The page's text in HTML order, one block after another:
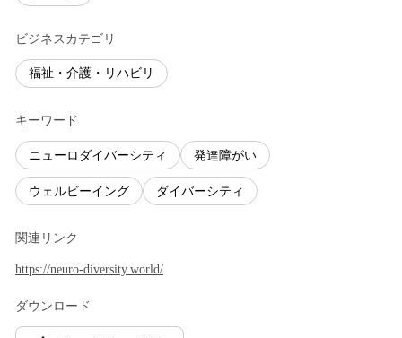
ビジネスカテゴリ
福祉・介護・リハビリ
キーワード
ニューロダイバーシティ 発達障がい
ウェルビーイング ダイバーシティ
関連リンク
https://neuro-diversity.world/
ダウンロード